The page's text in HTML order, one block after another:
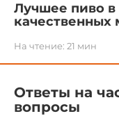
Лучшее пиво в
качественных
На чтение: 21 мин
Ответы на
вопросы